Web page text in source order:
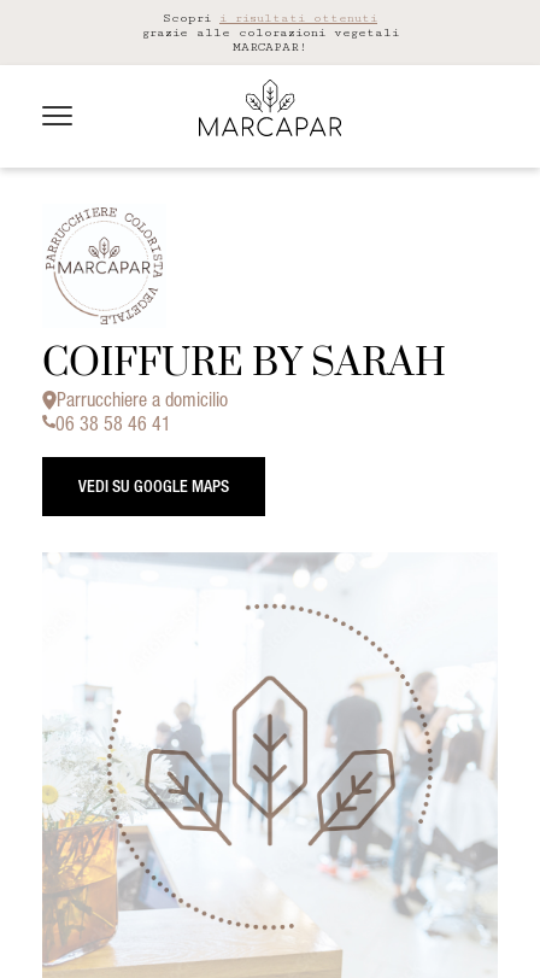
Scopri i risultati ottenuti
grazie alle colorazioni vegetali
MARCAPAR!
COIFFURE BY SARAH
Parrucchiere a domicilio
06 38 58 46 41
VEDI SU GOOGLE MAPS